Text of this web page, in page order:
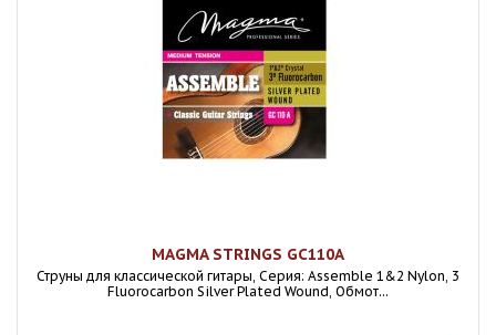
MAGMA STRINGS GC110A
Струны для классической гитары, Серия: Assemble 1&2 Nylon, 3
Fluorocarbon Silver Plated Wound, Обмот...